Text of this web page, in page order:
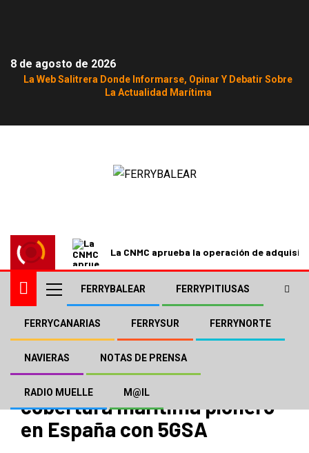
8 de agosto de 2026
La Web Salitrera Donde Informarse, Opinar Y Debatir Sobre
La Actualidad Marítima
La CNMC aprueba la operación de
FERRYBALEAR FERRYPITIUSAS
FERRYCANARIAS FERRYSUR FERRYNORTE
NAVIERAS NOTAS DE PRENSA
RADIO MUELLE M@IL
Baleària y Telefónica
desarrollan un proyecto de
cobertura marítima pionero
en España con 5GSA